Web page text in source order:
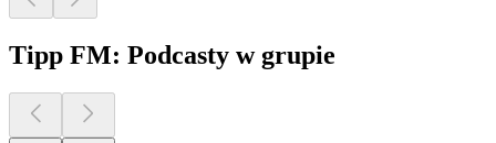
Tipp FM: Podcasty w grupie